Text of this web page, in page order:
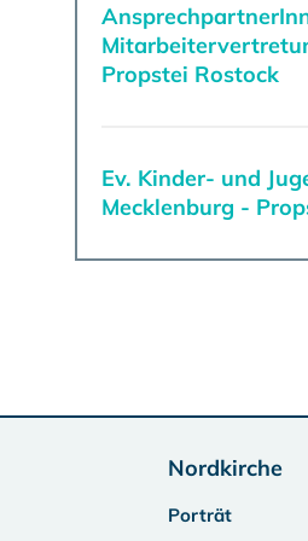
Propstei Rostock
Ev. Kinder- und
Mecklenburg -
Nordkirche
Porträt